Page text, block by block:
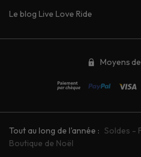
Le blog Live Love Ride
Moyens
Tout au long de l'année : Soldes -
Boutique de Noël